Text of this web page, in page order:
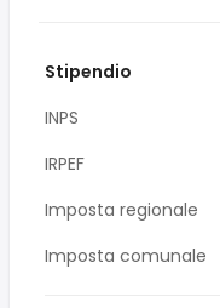
Stipendio
INPS
IRPEF
Imposta regionale
Imposta comunale